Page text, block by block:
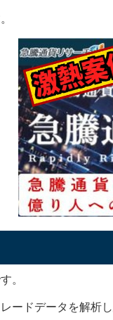
。
ードデータを解析し